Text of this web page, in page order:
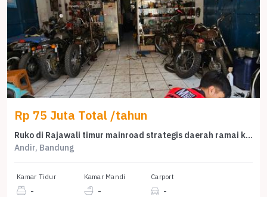
Rp 75 Juta Total /tahun
Ruko di Rajawali timur mainroad strategis daerah ramai kota bandung
Andir, Bandung
Kamar Tidur
-
Kamar Mandi
-
Carport
-